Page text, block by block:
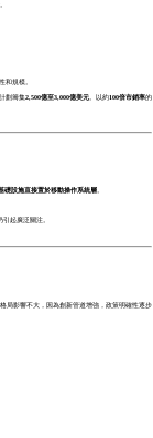
。
和規模。
劃籌集2,500億至3,000億美元。以約100倍市銷率的
礎設施直接置於移動操作系統層。
起廣泛關注。
局影響不大，因為創新管道增強，政策明確性逐步